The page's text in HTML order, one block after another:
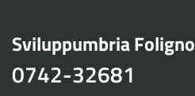
Sviluppumbria Foligno
0742-32681